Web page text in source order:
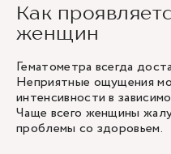
Как
женщин
Гематометра всегда
Неприятные ощущения
интенсивности в
Чаще всего женщины
проблемы со здоровьем.